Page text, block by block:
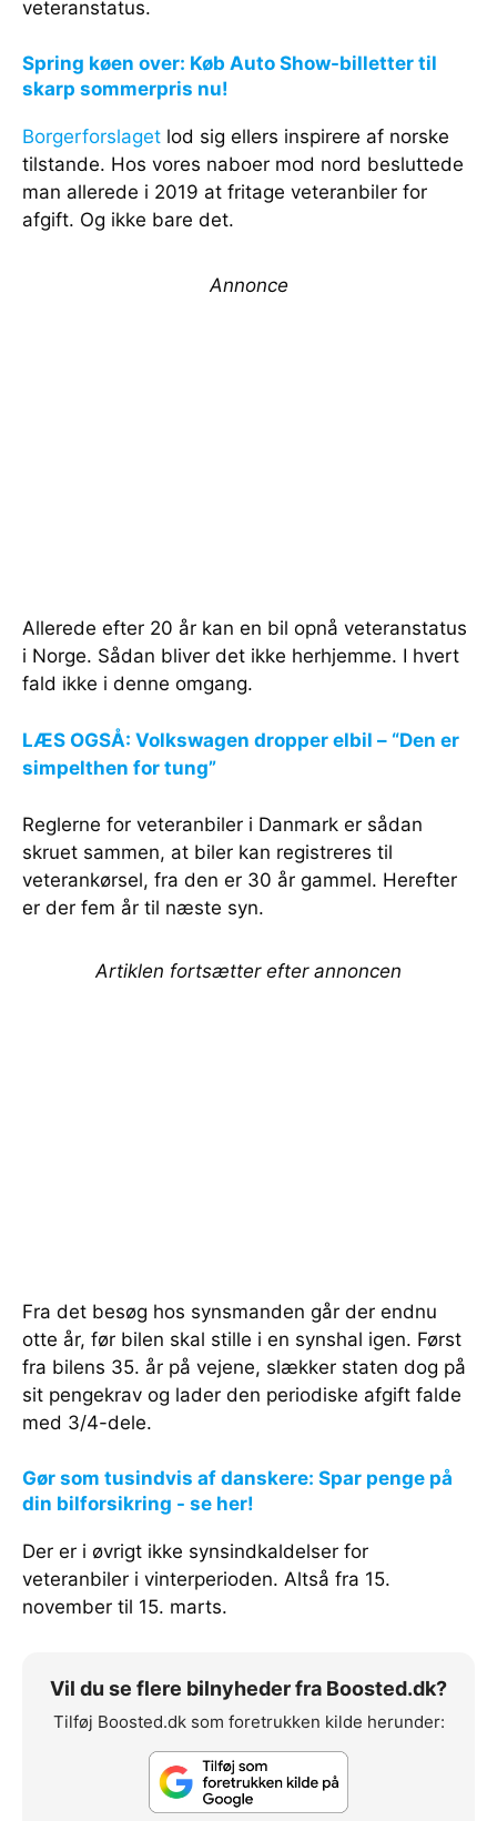
veteranstatus.
Spring køen over: Køb Auto Show-billetter til
skarp sommerpris nu!
Borgerforslaget lod sig ellers inspirere af norske
tilstande. Hos vores naboer mod nord besluttede
man allerede i 2019 at fritage veteranbiler for
afgift. Og ikke bare det.
Annonce
Allerede efter 20 år kan en bil opnå veteranstatus
i Norge. Sådan bliver det ikke herhjemme. I hvert
fald ikke i denne omgang.
LÆS OGSÅ: Volkswagen dropper elbil – “Den er
simpelthen for tung”
Reglerne for veteranbiler i Danmark er sådan
skruet sammen, at biler kan registreres til
veterankørsel, fra den er 30 år gammel. Herefter
er der fem år til næste syn.
Artiklen fortsætter efter annoncen
Fra det besøg hos synsmanden går der endnu
otte år, før bilen skal stille i en synshal igen. Først
fra bilens 35. år på vejene, slækker staten dog på
sit pengekrav og lader den periodiske afgift falde
med 3/4-dele.
Gør som tusindvis af danskere: Spar penge på
din bilforsikring - se her!
Der er i øvrigt ikke synsindkaldelser for
veteranbiler i vinterperioden. Altså fra 15.
november til 15. marts.
Vil du se flere bilnyheder fra Boosted.dk?
Tilføj Boosted.dk som foretrukken kilde herunder: